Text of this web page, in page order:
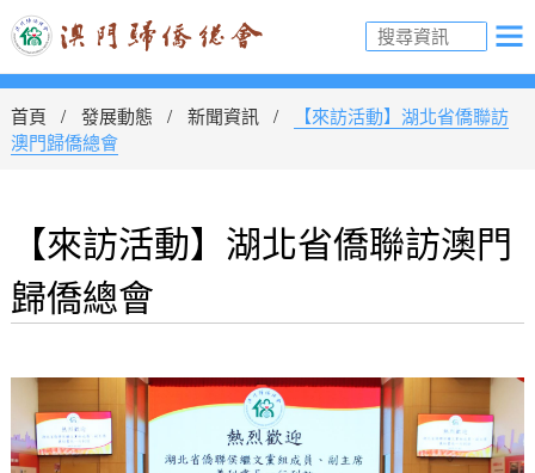
首頁 發展動態 新聞資訊
【來訪活動】湖北省僑聯訪
澳門歸僑總會
【來訪活動】湖北省僑聯訪澳門
歸僑總會